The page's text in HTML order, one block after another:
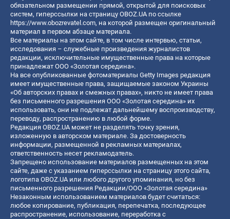
обязательном размещении прямой, открытой для поисковых
систем, гиперссылки на страницу OBOZ.UA по ссылке
https://www.obozrevatel.com, на которой размещен оригинальный
материал в первом абзаце материала.
Все материалы на этом сайте, в том числе интервью, статьи,
исследования – служебные произведения журналистов
редакции, исключительные имущественные права на которые
принадлежат ООО «Золотая середина».
На все опубликованные фотоматериалы Getty Images редакция
имеет имущественные права, защищаемые законом Украины
«Об авторских правах и смежных правах», никто не имеет права
без письменного разрешения ООО «Золотая середина» их
использовать, они не подлежат дальнейшему воспроизводству,
переводу, распространению в любой форме.
Редакция OBOZ.UA может не разделять точку зрения,
изложенную в авторском материале. За достоверность
информации, размещенной в рекламных материалах,
ответственность несет рекламодатель.
Запрещено использование материалов размещенных на этом
сайте, даже с указанием гиперссылки на страницу этого сайта,
логотипа OBOZ.UA или любого другого упоминания, но без
письменного разрешения Редакции/ООО «Золотая середина»
Незаконным использованием материалов будет считаться:
любое копирование, публикация, перепечатка, последующее
распространение, использование, переработка с